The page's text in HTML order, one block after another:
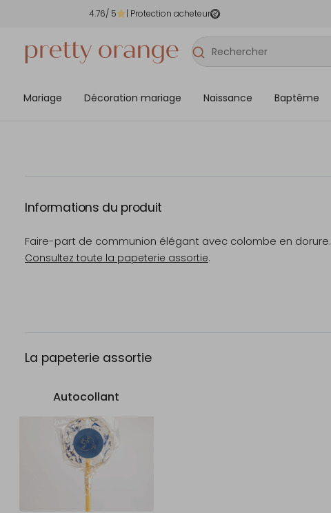
4.76/ 5 | Protection acheteur
Mariage Décoration mariage Naissance Baptême
Informations du produit
Faire-part de communion élégant avec colombe en dorure.
Consultez toute la papeterie assortie.
La papeterie assortie
Autocollant